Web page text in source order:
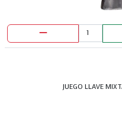
JUEGO LLAVE